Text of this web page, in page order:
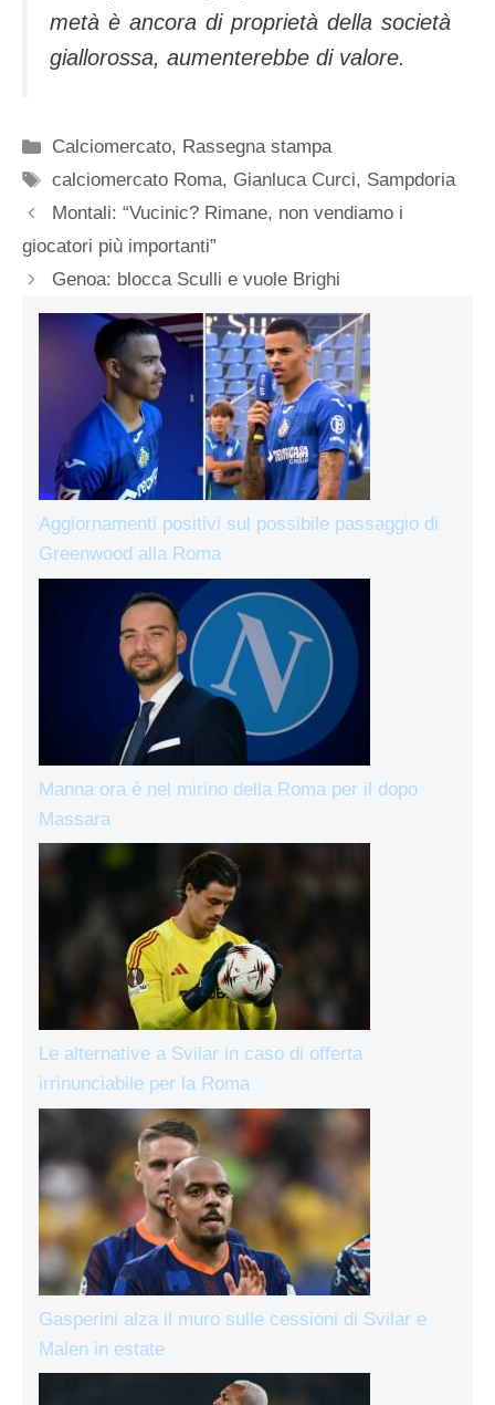
metà è ancora di proprietà della società
giallorossa, aumenterebbe di valore.
Categorie
Calciomercato, Rassegna stampa
Tag
calciomercato Roma, Gianluca Curci, Sampdoria
Montali: “Vucinic? Rimane, non vendiamo i
giocatori più importanti”
Genoa: blocca Sculli e vuole Brighi
Aggiornamenti positivi sul possibile passaggio di
Greenwood alla Roma
Manna ora è nel mirino della Roma per il dopo
Massara
Le alternative a Svilar in caso di offerta
irrinunciabile per la Roma
Gasperini alza il muro sulle cessioni di Svilar e
Malen in estate